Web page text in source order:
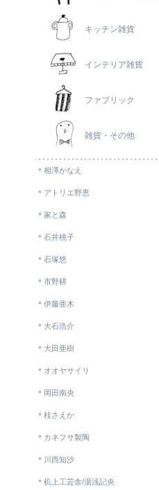
キッチン雑貨
インテリア雑貨
ファブリック
雑貨・その他
＊相澤かなえ
＊アトリエ野恵
＊家と森
＊石井桃子
＊石塚悠
＊市野耕
＊伊藤亜木
＊大石浩介
＊大田亜樹
＊オオヤサイリ
＊岡田南央
＊桂さえか
＊カネフサ製陶
＊川西知沙
＊机上工芸舎/湯浅記央